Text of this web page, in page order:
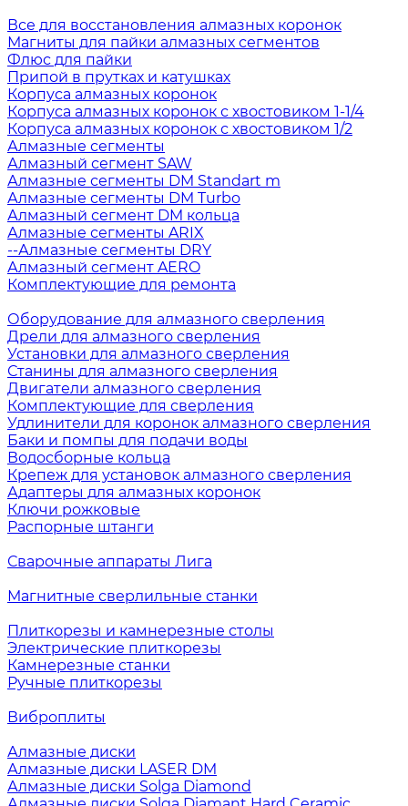
Все для восстановления алмазных коронок
Магниты для пайки алмазных сегментов
Флюс для пайки
Припой в прутках и катушках
Корпуса алмазных коронок
Корпуса алмазных коронок с хвостовиком 1-1/4
Корпуса алмазных коронок с хвостовиком 1/2
Алмазные сегменты
Алмазный сегмент SAW
Алмазные сегменты DM Standart m
Алмазные сегменты DM Turbo
Алмазный сегмент DM кольца
Алмазные сегменты ARIX
--Алмазные сегменты DRY
Алмазный сегмент AERO
Комплектующие для ремонта
Оборудование для алмазного сверления
Дрели для алмазного сверления
Установки для алмазного сверления
Станины для алмазного сверления
Двигатели алмазного сверления
Комплектующие для сверления
Удлинители для коронок алмазного сверления
Баки и помпы для подачи воды
Водосборные кольца
Крепеж для установок алмазного сверления
Адаптеры для алмазных коронок
Ключи рожковые
Распорные штанги
Сварочные аппараты Лига
Магнитные сверлильные станки
Плиткорезы и камнерезные столы
Электрические плиткорезы
Камнерезные станки
Ручные плиткорезы
Виброплиты
Алмазные диски
Алмазные диски LASER DM
Алмазные диски Solga Diamond